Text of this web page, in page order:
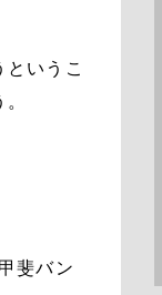
いうこ
斐バン